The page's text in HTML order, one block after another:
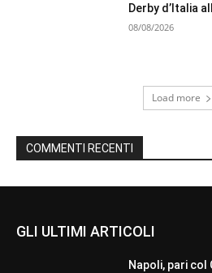
Derby d’Italia
08/08/2026
Load more
COMMENTI RECENTI
GLI ULTIMI ARTICOLI
Napoli, pari col